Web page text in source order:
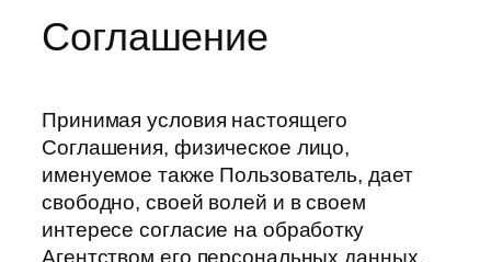
Соглашение
Принимая условия настоящего
Соглашения, физическое лицо,
именуемое также Пользователь, дает
свободно, своей волей и в своем
интересе согласие на обработку
Агентством его персональных данных,